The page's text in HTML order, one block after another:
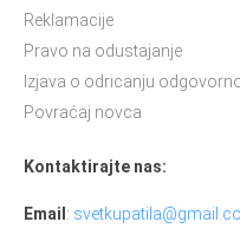
Reklamacije
Pravo na odustajanje
Izjava o odricanju
Povraćaj novca
Kontaktirajte nas:
Email: